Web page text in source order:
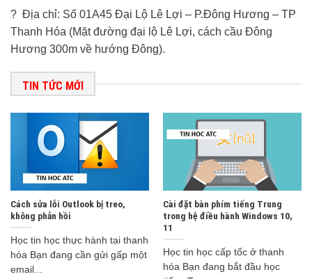
? Địa chỉ: Số 01A45 Đại Lộ Lê Lợi – P.Đông Hương – TP
Thanh Hóa (Mặt đường đại lộ Lê Lợi, cách cầu Đông
Hương 300m về hướng Đông).
TIN TỨC MỚI
Cách sửa lỗi Outlook bị treo,
không phản hồi
Học tin học thực hành tại thanh
hóa Bạn đang cần gửi gấp một
email...
Cài đặt bàn phím tiếng Trung
trong hệ điều hành Windows 10,
11
Học tin học cấp tốc ở thanh
hóa Bạn đang bắt đầu học